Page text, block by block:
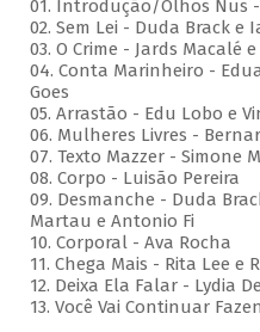
01. Introdução/Olhos Nus
02. Sem Lei - Duda Brack e
03. O Crime - Jards Macalé
04. Conta Marinheiro -
Goes
05. Arrastão - Edu Lobo e
06. Mulheres Livres -
07. Texto Mazzer - Simone
08. Corpo - Luisão Pereira
09. Desmanche - Duda
Martau e Antonio Fi
10. Corporal - Ava Rocha
11. Chega Mais - Rita Lee e
12. Deixa Ela Falar - Lydia
13. Você Vai Continuar